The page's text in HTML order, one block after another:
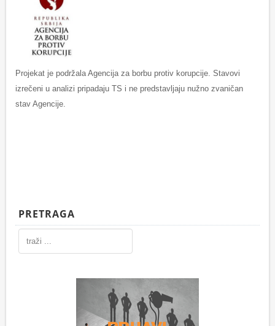
Projekat je podržala Agencija za borbu protiv korupcije. Stavovi
izrečeni u analizi pripadaju TS i ne predstavljaju nužno zvaničan
stav Agencije.
PRETRAGA